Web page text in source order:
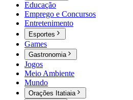
Educação
Emprego e Concursos
Entretenimento
Esportes
Games
Gastronomia
Jogos
Meio Ambiente
Mundo
Orações Itatiaia